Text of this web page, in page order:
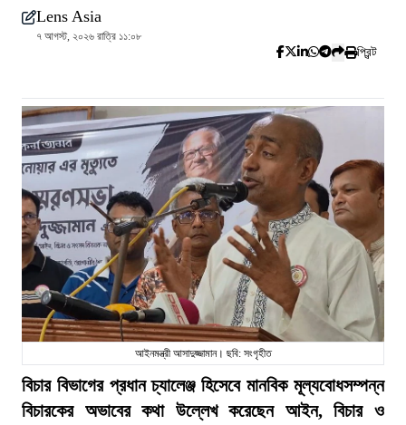
Lens Asia
৭ আগস্ট, ২০২৬ রাত্রি ১১:০৮
প্রিন্ট
আইনমন্ত্রী আসাদুজ্জামান। ছবি: সংগৃহীত
বিচার বিভাগের প্রধান চ্যালেঞ্জ হিসেবে মানবিক মূল্যবোধসম্পন্ন
বিচারকের অভাবের কথা উল্লেখ করেছেন আইন, বিচার ও